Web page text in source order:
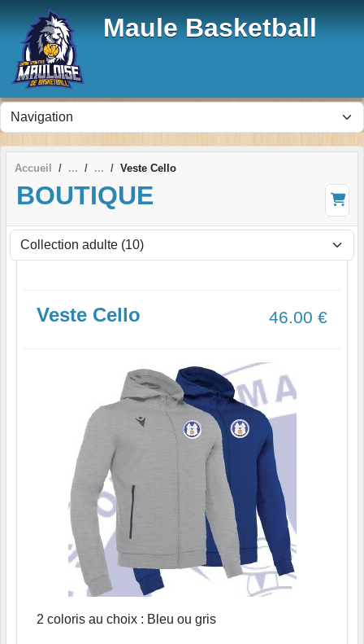
Maule Basketball
Accueil Veste Cello
BOUTIQUE
Veste Cello 46.00 €
2 coloris au choix : Bleu ou gris
Panneau de gestion des cookies